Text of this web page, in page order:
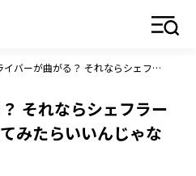
ドライバーが曲がる？ それならシェフラーみたいに振りちぎってみたらいいんじゃない
それならシェフラー
みたらいいんじゃな